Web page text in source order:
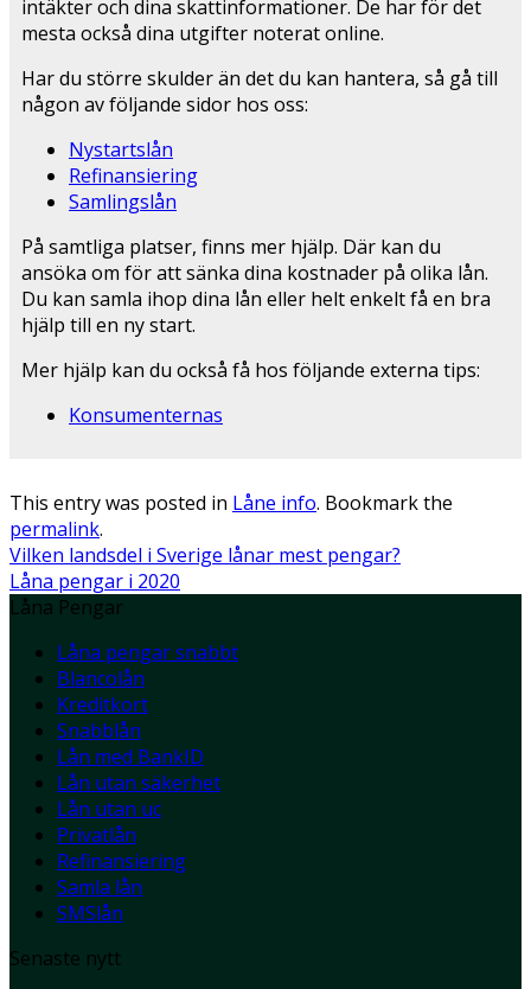
intäkter och dina skattinformationer. De har för det
mesta också dina utgifter noterat online.
Har du större skulder än det du kan hantera, så gå till
någon av följande sidor hos oss:
Nystartslån
Refinansiering
Samlingslån
På samtliga platser, finns mer hjälp. Där kan du
ansöka om för att sänka dina kostnader på olika lån.
Du kan samla ihop dina lån eller helt enkelt få en bra
hjälp till en ny start.
Mer hjälp kan du också få hos följande externa tips:
Konsumenternas
This entry was posted in Låne info. Bookmark the
permalink.
Vilken landsdel i Sverige lånar mest pengar?
Låna pengar i 2020
Låna Pengar
Låna pengar snabbt
Blancolån
Kreditkort
Snabblån
Lån med BankID
Lån utan säkerhet
Lån utan uc
Privatlån
Refinansiering
Samla lån
SMSlån
Senaste nytt